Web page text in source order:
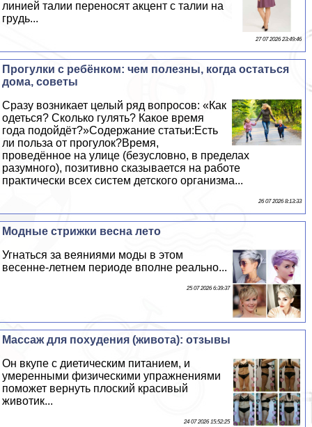
линией талии переносят акцент с талии на
гpyдь...
27 07 2026 23:49:46
Прогулки с ребёнком: чем полезны, когда остаться
дома, советы
Сразу возникает целый ряд вопросов: «Как
одеться? Сколько гулять? Какое время
года подойдёт?»Содержание статьи:Есть
ли польза от прогулок?Время,
проведённое на улице (безусловно, в пределах
разумного), позитивно сказывается на работе
пpaктически всех систем детского организма...
26 07 2026 8:13:33
Модные стрижки весна лето
Угнаться за веяниями моды в этом
весенне-летнем периоде вполне реально...
25 07 2026 6:39:37
Массаж для похудения (живота): отзывы
Он вкупе с диетическим питанием, и
умеренными физическими упражнениями
поможет вернуть плоский красивый
животик...
24 07 2026 15:52:25